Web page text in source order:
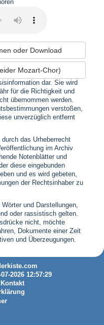
oder Download
Mozart-Chor)
dar. Sie wird
für die Richtigkeit und
übernommen werden.
verstoßen,
unverzüglich entfernt
das Urheberrecht
im Archiv
Notenblätter und
diese eingebunden
und es wird gebeten,
der Rechtsinhaber zu
und Darstellungen,
oder rassistisch gelten.
nicht, möchte
Dokumente einer Zeit
und Überzeugungen.
2026 12:57:29